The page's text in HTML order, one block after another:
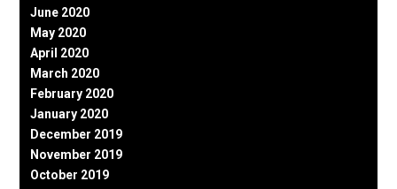
June 2020
May 2020
April 2020
March 2020
February 2020
January 2020
December 2019
November 2019
October 2019